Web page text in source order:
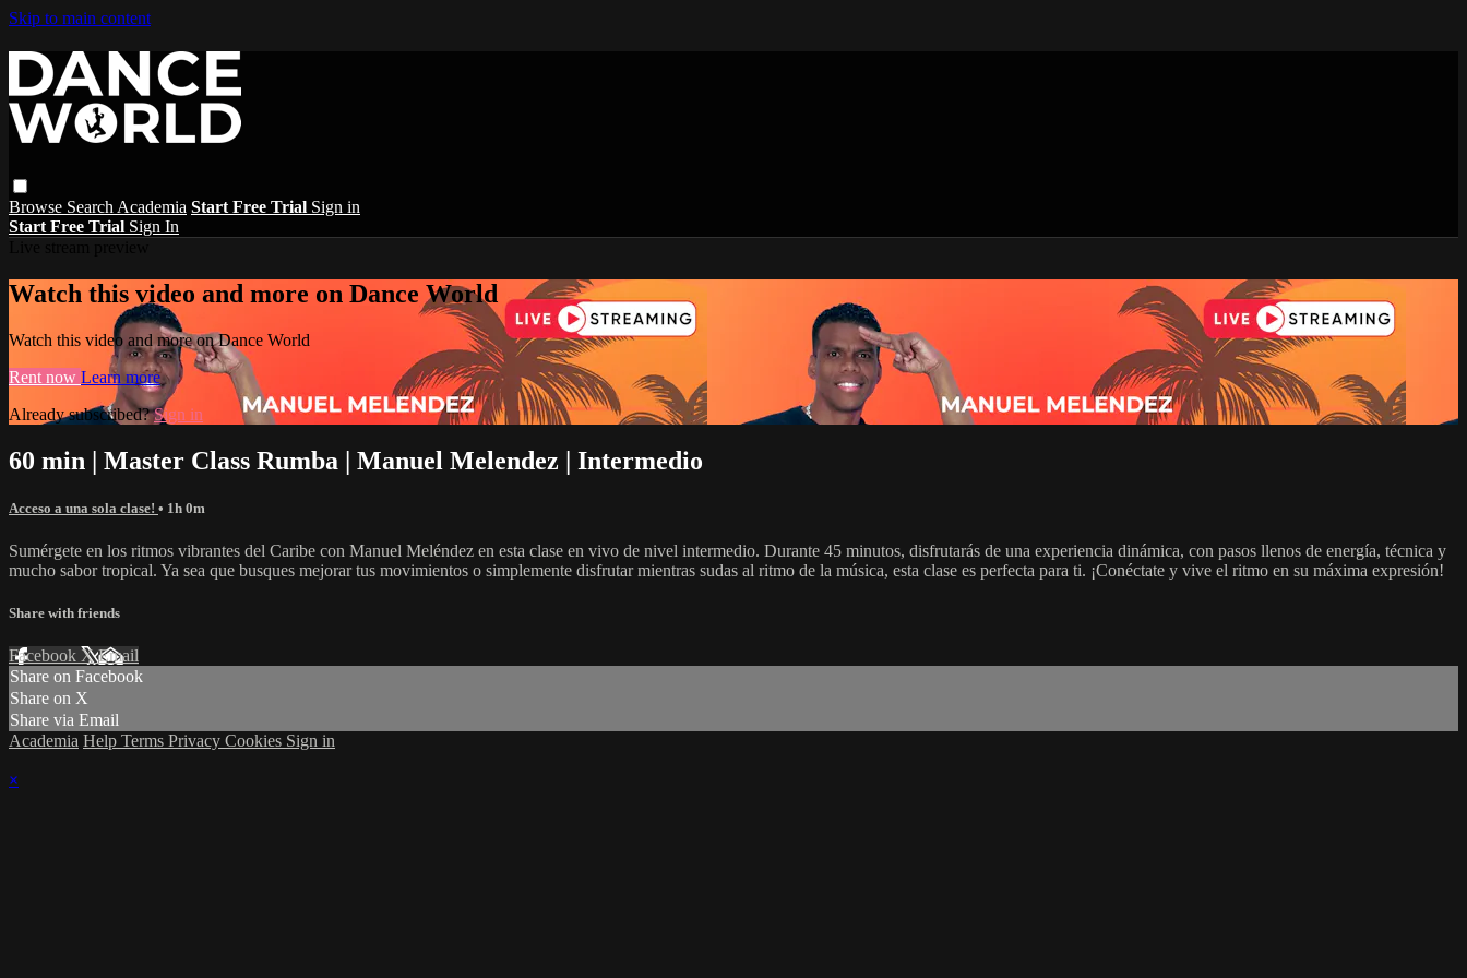
Skip to main content
Browse Search Academia Start Free Trial Sign in
Start Free Trial Sign In
Watch this video and more on Dance World
Watch this video and more on Dance World
Rent now Learn more
Already subscribed?Sign in
60 min | Master Class Rumba | Manuel Melendez | Intermedio
Acceso a una sola clase! • 1h 0m
Sumérgete en los ritmos vibrantes del Caribe con Manuel Meléndez en esta clase en vivo de nivel intermedio. Durante 45 minutos, disfrutarás de una experiencia dinámica, con pasos llenos de energía, técnica y
mucho sabor tropical. Ya sea que busques mejorar tus movimientos o simplemente disfrutar mientras sudas al ritmo de la música, esta clase es perfecta para ti. ¡Conéctate y vive el ritmo en su máxima expresión!
Share with friends
Facebook XEmail
Share on Facebook
Share on X
Share via Email
Academia Help Terms Privacy Cookies Sign in
×